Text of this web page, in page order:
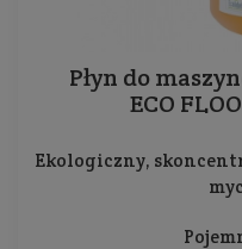
Płyn do
ECO
Ekologiczny,